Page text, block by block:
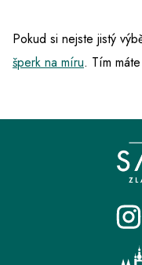
Pokud si nejste jistý
šperk na míru. Tím